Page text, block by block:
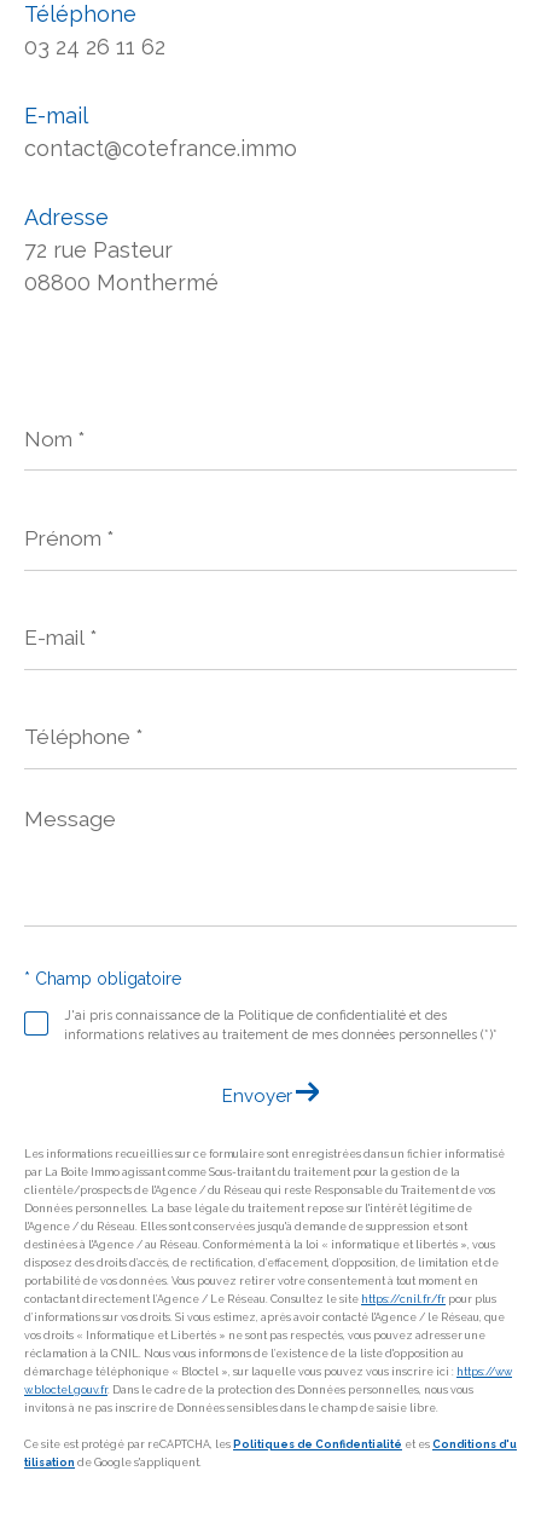
Téléphone
03 24 26 11 62
E-mail
contact@cotefrance.immo
Adresse
72 rue Pasteur
08800 Monthermé
*
*
mail
*
Message
*
J'ai pris connaissance de la Politique de confidentialité et des
informations relatives au traitement de mes données personnelles (*)*
* Champ obligatoire
Envoyer
Les informations recueillies sur ce formulaire sont enregistrées dans un fichier informatisé
par La Boite Immo agissant comme Sous-traitant du traitement pour la gestion de la
clientèle/prospects de l'Agence / du Réseau qui reste Responsable du Traitement de vos
Données personnelles. La base légale du traitement repose sur l'intérêt légitime de
l'Agence / du Réseau. Elles sont conservées jusqu'à demande de suppression et sont
destinées à l'Agence / au Réseau. Conformément à la loi « informatique et libertés », vous
disposez des droits d’accès, de rectification, d’effacement, d’opposition, de limitation et de
portabilité de vos données. Vous pouvez retirer votre consentement à tout moment en
contactant directement l’Agence / Le Réseau. Consultez le site https://cnil.fr/fr pour plus
d’informations sur vos droits. Si vous estimez, après avoir contacté l'Agence / le Réseau, que
vos droits « Informatique et Libertés » ne sont pas respectés, vous pouvez adresser une
réclamation à la CNIL. Nous vous informons de l’existence de la liste d'opposition au
démarchage téléphonique « Bloctel », sur laquelle vous pouvez vous inscrire ici : https://ww
w.bloctel.gouv.fr. Dans le cadre de la protection des Données personnelles, nous vous
invitons à ne pas inscrire de Données sensibles dans le champ de saisie libre.
Ce site est protégé par reCAPTCHA, les Politiques de Confidentialité et es Conditions d'u
tilisation de Google s'appliquent.